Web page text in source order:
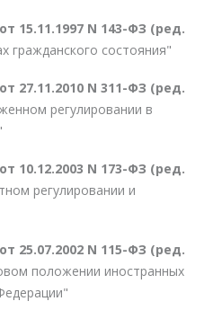
15.11.1997 N 143-ФЗ (ред.
гражданского состояния"
27.11.2010 N 311-ФЗ (ред.
регулировании в
10.12.2003 N 173-ФЗ (ред.
регулировании и
25.07.2002 N 115-ФЗ (ред.
положении иностранных